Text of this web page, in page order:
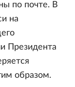
по почте. В
на
Президента
образом.